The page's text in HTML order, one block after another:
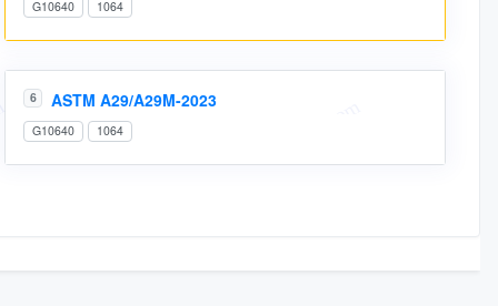
G10640 1064
6 ASTM A29/A29M-2023
G10640 1064